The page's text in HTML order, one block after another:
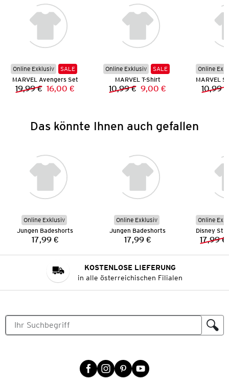
Online Exklusiv
SALE
MARVEL Avengers Set
Vorheriger Preis:
19,99 € Neuer Preis:
16,00 €
Online Exklusiv
SALE
MARVEL T-Shirt
Vorheriger Preis:
10,99 € Neuer Preis:
9,00 €
Online
10,99 €
Das könnte Ihnen auch gefallen
Online Exklusiv
Jungen Badeshorts
Preis:
17,99 €
Online Exklusiv
Jungen Badeshorts
Preis:
17,99 €
Online
17,99 €
KOSTENLOSE LIEFERUNG
in alle österreichischen Filialen